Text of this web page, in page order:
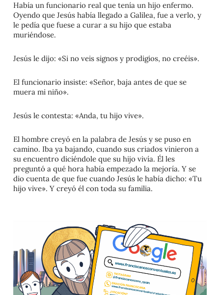
Había un funcionario real que tenía un hijo enfermo.
Oyendo que Jesús había llegado a Galilea, fue a verlo, y
le pedía que fuese a curar a su hijo que estaba
muriéndose.
Jesús le dijo: «Si no veis signos y prodigios, no creéis».
El funcionario insiste: «Señor, baja antes de que se
muera mi niño».
Jesús le contesta: «Anda, tu hijo vive».
El hombre creyó en la palabra de Jesús y se puso en
camino. Iba ya bajando, cuando sus criados vinieron a
su encuentro diciéndole que su hijo vivía. Él les
preguntó a qué hora había empezado la mejoría. Y se
dio cuenta de que fue cuando Jesús le había dicho: «Tu
hijo vive». Y creyó él con toda su familia.